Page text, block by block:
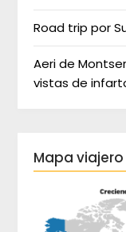
Road trip por
Aeri de
vistas de
Mapa viajero